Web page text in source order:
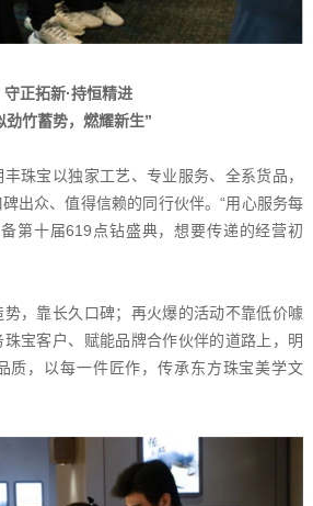
守正拓新·持恒精进
劲竹蓄势，燃耀新生”
珠宝以独家工艺、专业服务、全系货品，
出众、值得信赖的同行伙伴。“用心服务每
第十届619点钻盛典，想要传递的经营初
，靠长久口碑；再火爆的活动不靠低价噱
宝客户、赋能品牌合作伙伴的道路上，明
质，以每一件匠作，传承东方珠宝美学文